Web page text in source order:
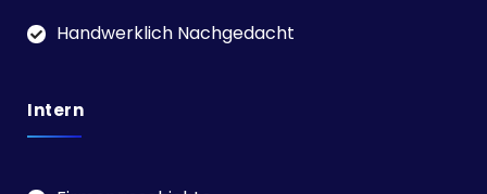
Handwerklich Nachgedacht
Intern